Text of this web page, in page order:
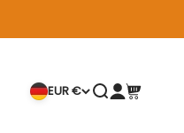
EUR € Suche öffnen